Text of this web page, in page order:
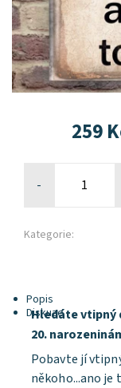
259
-
Kategorie:
Popis
Diskuze
Hledáte vtipný
20.
Pobavte jí
někoho...ano je